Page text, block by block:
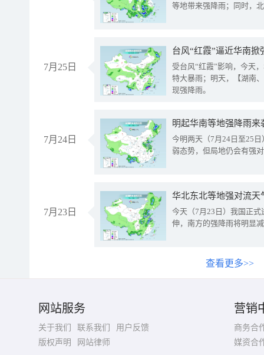
等地带来强降雨；同时，
7月25日
台风“红霞”逼近华南
受台风“红霞”影响，今天
特大暴雨；明天，【湖南
现强降雨。
7月24日
明起华南等地强降雨
今明两天（7月24日至25
弱态势，但局地仍会有强
7月23日
华北东北等地强对流天
今天（7月23日）我国正
伸，南方的强降雨将明显
查看更多>>
网站服务
关于我们 联系我们
用户反馈
版权声明
网站律师
营销
商务合
媒资合